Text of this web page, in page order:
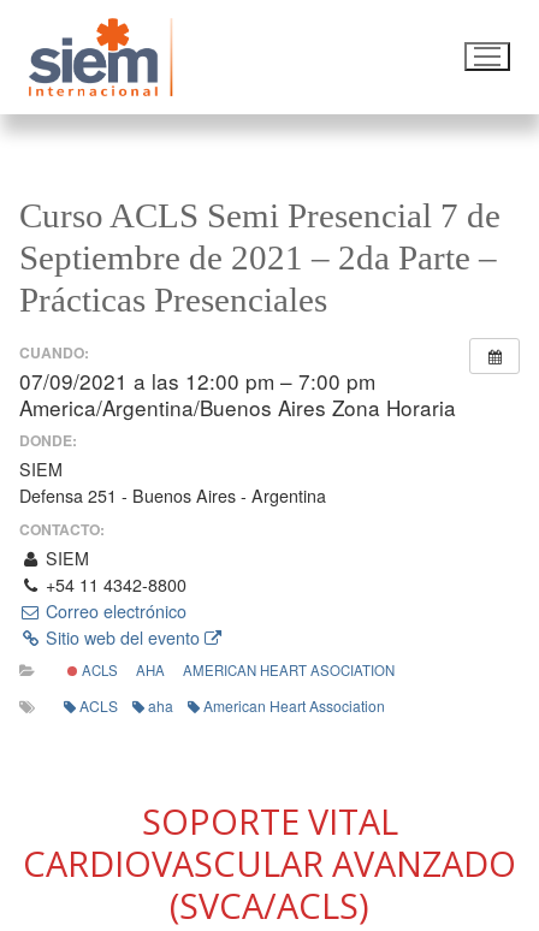
Curso ACLS Semi Presencial 7 de
Septiembre de 2021 – 2da Parte –
Prácticas Presenciales
CUANDO:
07/09/2021 a las 12:00 pm – 7:00 pm
America/Argentina/Buenos Aires Zona Horaria
DONDE:
SIEM
Defensa 251 - Buenos Aires - Argentina
CONTACTO:
SIEM
+54 11 4342-8800
Correo electrónico
Sitio web del evento
ACLS AHA AMERICAN HEART ASOCIATION
ACLS aha American Heart Association
SOPORTE VITAL
CARDIOVASCULAR AVANZADO
(SVCA/ACLS)